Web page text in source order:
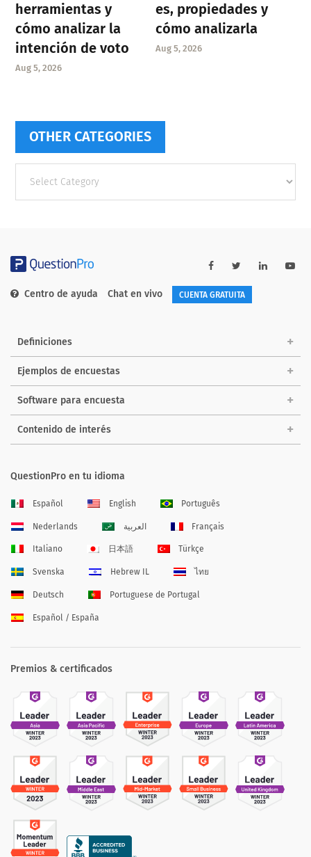
herramientas y
cómo analizar la
intención de voto
Aug 5, 2026
es, propiedades y
cómo analizarla
Aug 5, 2026
OTHER CATEGORIES
categories
Centro de ayuda Chat en vivo CUENTA GRATUITA
Definiciones
Ejemplos de encuestas
Software para encuesta
Contenido de interés
QuestionPro en tu idioma
Español English Português
Nederlands العربية Français
Italiano 日本語 Türkçe
Svenska Hebrew IL ไทย
Deutsch Portuguese de Portugal
Español / España
Premios & certificados